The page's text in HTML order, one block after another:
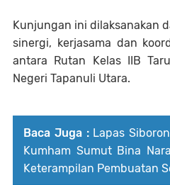
Kunjungan ini dilaksanakan
sinergi, kerjasama dan
antara Rutan Kelas IIB
Negeri Tapanuli Utara.
Baca Juga : Lapas
Kumham Sumut Bina
Keterampilan Pembuatan